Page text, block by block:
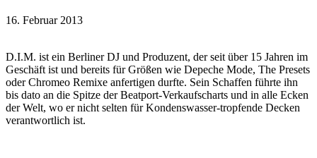
16. Februar 2013
D.I.M. ist ein Berliner DJ und Produzent, der seit über 15 Jahren im
Geschäft ist und bereits für Größen wie Depeche Mode, The Presets
oder Chromeo Remixe anfertigen durfte. Sein Schaffen führte ihn
bis dato an die Spitze der Beatport-Verkaufscharts und in alle Ecken
der Welt, wo er nicht selten für Kondenswasser-tropfende Decken
verantwortlich ist.